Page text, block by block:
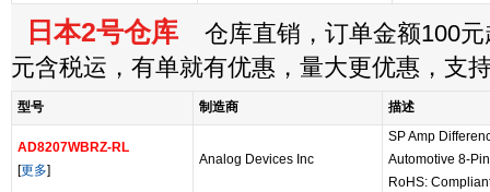
日本2号仓库 仓库直销，订单金额100元
元含税运，有单就有优惠，量大更优惠，支
型号 制造商 描述
AD8207WBRZ-RL
[更多]
Analog Devices Inc
SP Amp
Automotive 8-
RoHS: